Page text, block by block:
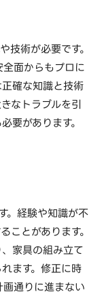
技術が必要です。
面からもプロに
確な知識と技術
なトラブルを引
要があります。
。経験や知識が不
ことがあります。
家具の組み立て
ます。修正に時
通りに進まない